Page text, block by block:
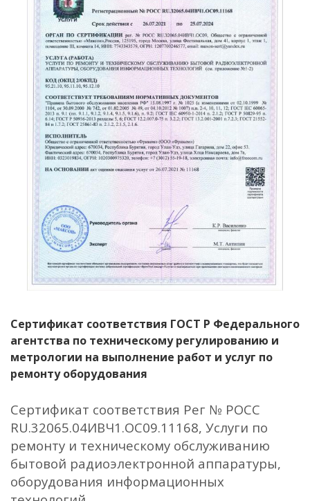
Сертификат соответствия ГОСТ Р Федерального
агентства по техническому регулированию и
метрологии на выполнение работ и услуг по
ремонту оборудования
Сертификат соответствия Рег № РОСС
RU.32065.04ИВЧ1.ОС09.11168, Услуги по
ремонту и техническому обслуживанию
бытовой радиоэлектронной аппаратуры,
оборудования информационных